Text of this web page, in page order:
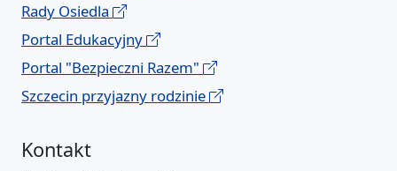
Rady Osiedla
Portal Edukacyjny
Portal "Bezpieczni Razem"
Szczecin przyjazny rodzinie
Kontakt